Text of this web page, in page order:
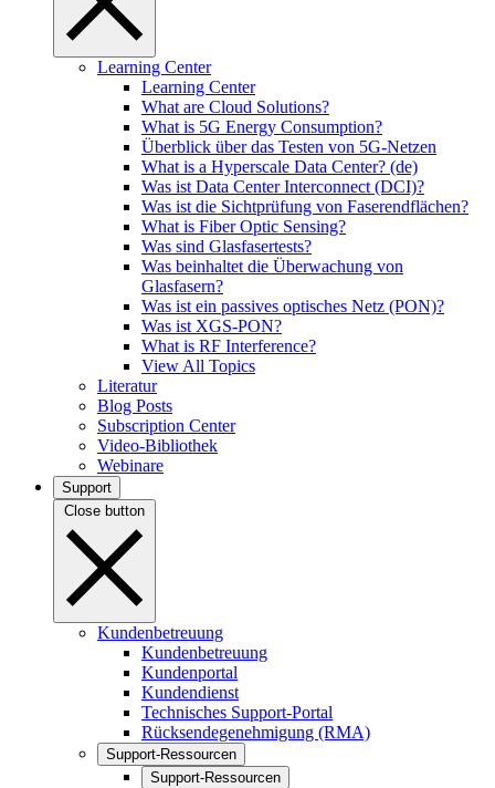
Learning Center
Learning Center
What are Cloud Solutions?
What is 5G Energy Consumption?
Überblick über das Testen von 5G-Netzen
What is a Hyperscale Data Center? (de)
Was ist Data Center Interconnect (DCI)?
Was ist die Sichtprüfung von Faserendflächen?
What is Fiber Optic Sensing?
Was sind Glasfasertests?
Was beinhaltet die Überwachung von
Glasfasern?
Was ist ein passives optisches Netz (PON)?
Was ist XGS-PON?
What is RF Interference?
View All Topics
Literatur
Blog Posts
Subscription Center
Video-Bibliothek
Webinare
Support
Close button
Kundenbetreuung
Kundenbetreuung
Kundenportal
Kundendienst
Technisches Support-Portal
Rücksendegenehmigung (RMA)
Support-Ressourcen
Support-Ressourcen